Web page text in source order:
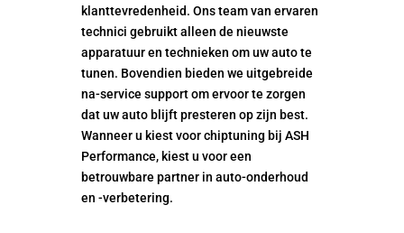
klanttevredenheid. Ons team van ervaren
technici gebruikt alleen de nieuwste
apparatuur en technieken om uw auto te
tunen. Bovendien bieden we uitgebreide
na-service support om ervoor te zorgen
dat uw auto blijft presteren op zijn best.
Wanneer u kiest voor chiptuning bij ASH
Performance, kiest u voor een
betrouwbare partner in auto-onderhoud
en -verbetering.